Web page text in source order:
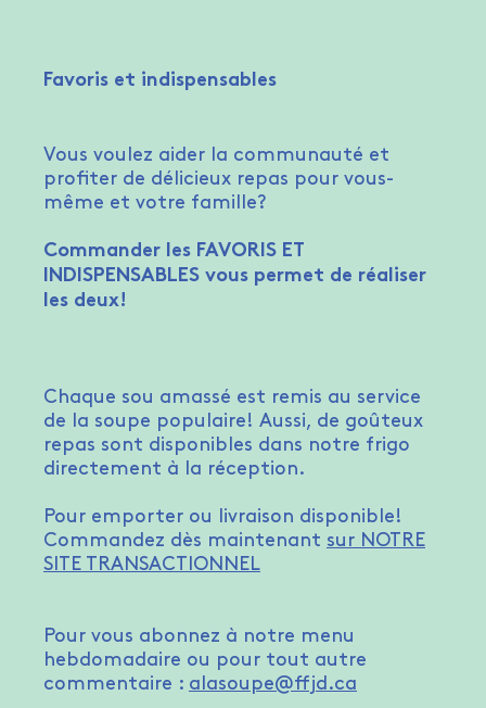
Favoris et indispensables
Vous voulez aider la communauté et
profiter de délicieux repas pour vous-
même et votre famille?
Commander les FAVORIS ET
INDISPENSABLES vous permet de réaliser
les deux!
Chaque sou amassé est remis au service
de la soupe populaire! Aussi, de goûteux
repas sont disponibles dans notre frigo
directement à la réception.
Pour emporter ou livraison disponible!
Commandez dès maintenant sur NOTRE
SITE TRANSACTIONNEL
Pour vous abonnez à notre menu
hebdomadaire ou pour tout autre
commentaire : alasoupe@ffjd.ca